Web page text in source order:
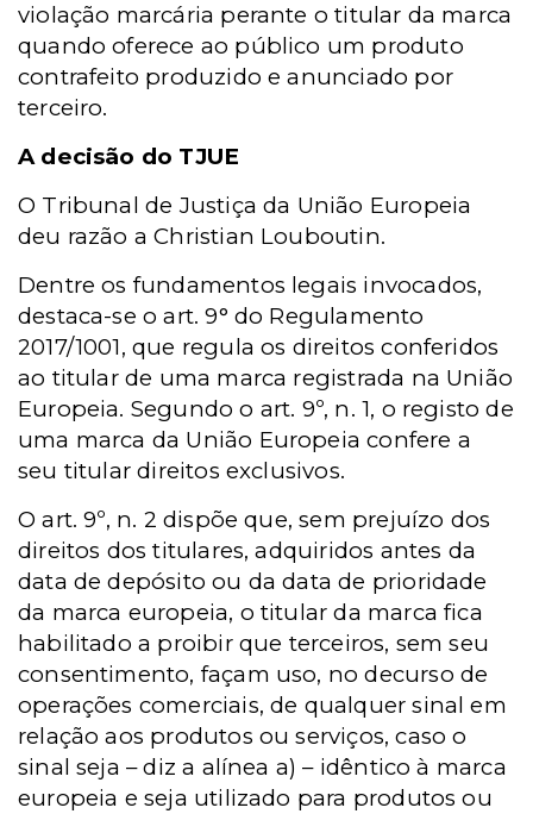
violação marcária perante o titular da marca
quando oferece ao público um produto
contrafeito produzido e anunciado por
terceiro.
A decisão do TJUE
O Tribunal de Justiça da União Europeia
deu razão a Christian Louboutin.
Dentre os fundamentos legais invocados,
destaca-se o art. 9° do Regulamento
2017/1001, que regula os direitos conferidos
ao titular de uma marca registrada na União
Europeia. Segundo o art. 9º, n. 1, o registo de
uma marca da União Europeia confere a
seu titular direitos exclusivos.
O art. 9º, n. 2 dispõe que, sem prejuízo dos
direitos dos titulares, adquiridos antes da
data de depósito ou da data de prioridade
da marca europeia, o titular da marca fica
habilitado a proibir que terceiros, sem seu
consentimento, façam uso, no decurso de
operações comerciais, de qualquer sinal em
relação aos produtos ou serviços, caso o
sinal seja – diz a alínea a) – idêntico à marca
europeia e seja utilizado para produtos ou